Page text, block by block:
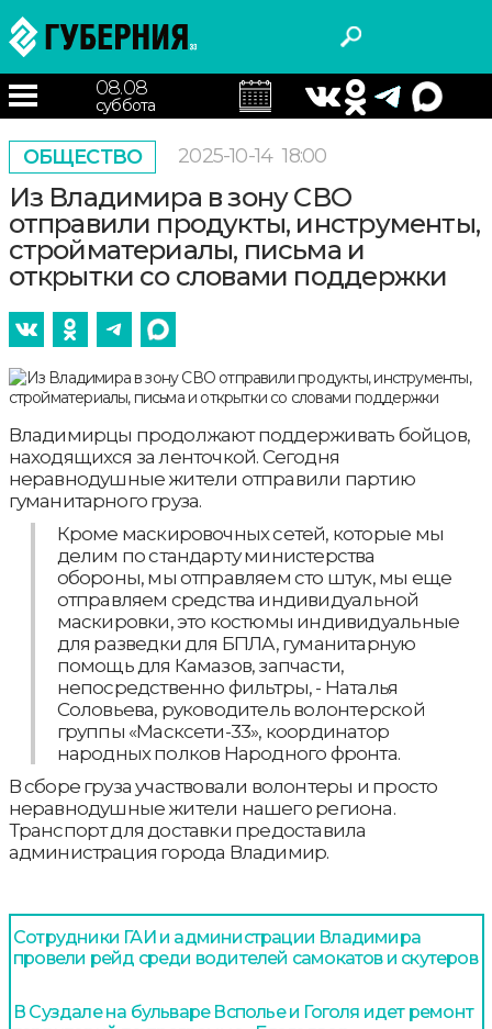
08.08
суббота
ОБЩЕСТВО 2025-10-14 18:00
Из Владимира в зону СВО
отправили продукты, инструменты,
стройматериалы, письма и
открытки со словами поддержки
Владимирцы продолжают поддерживать бойцов,
находящихся за ленточкой. Сегодня
неравнодушные жители отправили партию
гуманитарного груза.
Кроме маскировочных сетей, которые мы
делим по стандарту министерства
обороны, мы отправляем сто штук, мы еще
отправляем средства индивидуальной
маскировки, это костюмы индивидуальные
для разведки для БПЛА, гуманитарную
помощь для Камазов, запчасти,
непосредственно фильтры, - Наталья
Соловьева, руководитель волонтерской
группы «Масксети-33», координатор
народных полков Народного фронта.
В сборе груза участвовали волонтеры и просто
неравнодушные жители нашего региона.
Транспорт для доставки предоставила
администрация города Владимир.
Сотрудники ГАИ и администрации Владимира
провели рейд среди водителей самокатов и скутеров
В Суздале на бульваре Всполье и Гоголя идет ремонт